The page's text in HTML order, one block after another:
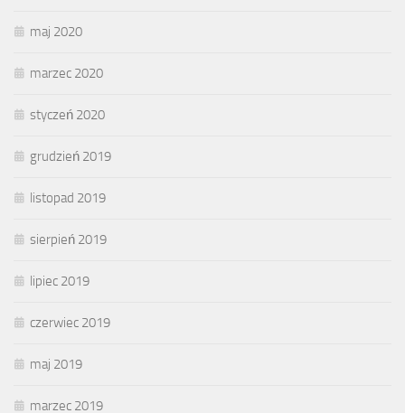
maj 2020
marzec 2020
styczeń 2020
grudzień 2019
listopad 2019
sierpień 2019
lipiec 2019
czerwiec 2019
maj 2019
marzec 2019